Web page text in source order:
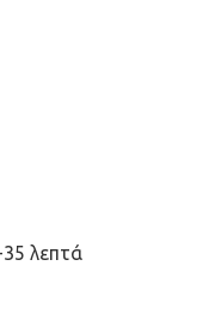
35 λεπτά